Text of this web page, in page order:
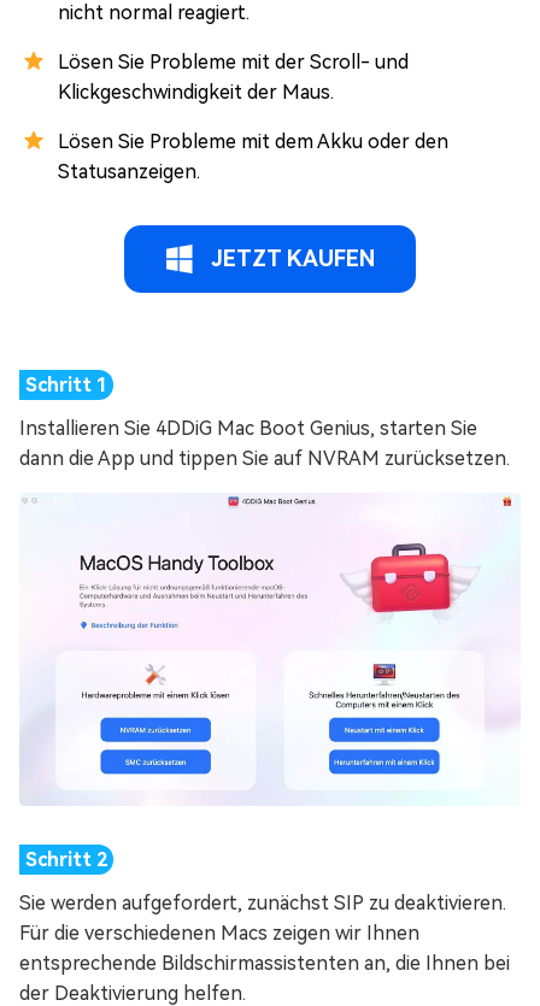
nicht normal reagiert.
Lösen Sie Probleme mit der Scroll- und
Klickgeschwindigkeit der Maus.
Lösen Sie Probleme mit dem Akku oder den
Statusanzeigen.
JETZT KAUFEN
Installieren Sie 4DDiG Mac Boot Genius, starten Sie
dann die App und tippen Sie auf NVRAM zurücksetzen.
Sie werden aufgefordert, zunächst SIP zu deaktivieren.
Für die verschiedenen Macs zeigen wir Ihnen
entsprechende Bildschirmassistenten an, die Ihnen bei
der Deaktivierung helfen.